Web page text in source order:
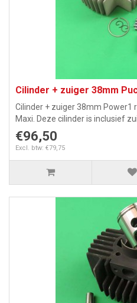
Cilinder + zuiger 38mm
Cilinder + zuiger 38mm Power1
Maxi. Deze cilinder is inclusief
€96,50
Excl. btw: €79,75